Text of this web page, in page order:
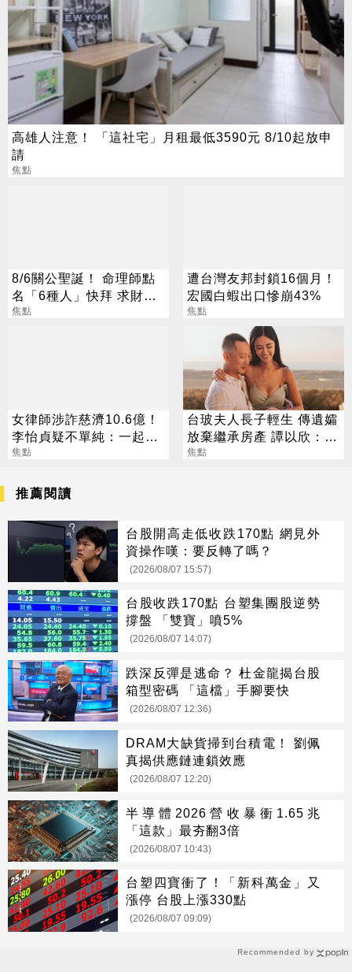
高雄人注意！ 「這社宅」月租最低3590元 8/10起放申
請
焦點
8/6關公聖誕！ 命理師點
名「6種人」快拜 求財求
職保平安
焦點
遭台灣友邦封鎖16個月！
宏國白蝦出口慘崩43%
焦點
女律師涉詐慈濟10.6億！
李怡貞疑不單純：一起洗
錢？
焦點
台玻夫人長子輕生 傳遺孀
放棄繼承房產 譚以欣：不
實內容二次傷害
焦點
Recommended by
推薦閱讀
台股開高走低收跌170點 網見外
資操作嘆：要反轉了嗎？
(2026/08/07 15:57)
台股收跌170點 台塑集團股逆勢
撐盤 「雙寶」噴5%
(2026/08/07 14:07)
跌深反彈是逃命？ 杜金龍揭台股
箱型密碼 「這檔」手腳要快
(2026/08/07 12:36)
DRAM大缺貨掃到台積電！ 劉佩
真揭供應鏈連鎖效應
(2026/08/07 12:20)
半導體2026營收暴衝1.65兆
「這款」最夯翻3倍
(2026/08/07 10:43)
台塑四寶衝了！「新科萬金」又
漲停 台股上漲330點
(2026/08/07 09:09)